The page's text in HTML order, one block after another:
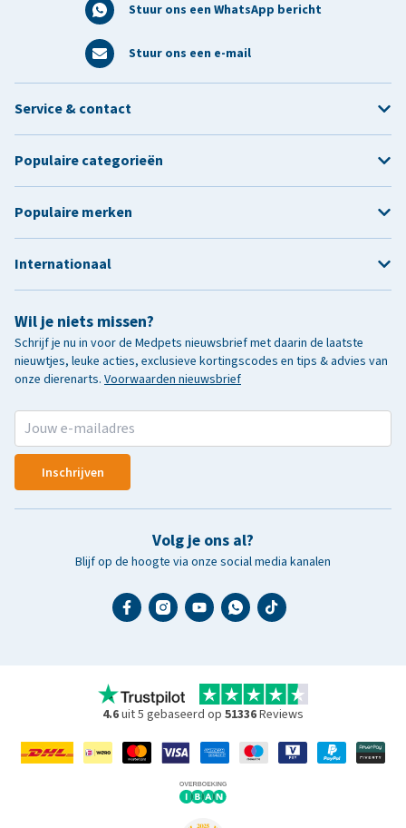
Stuur ons een WhatsApp bericht
Stuur ons een e-mail
Wil je niets missen?
Schrijf je nu in voor de Medpets nieuwsbrief met daarin de laatste
nieuwtjes, leuke acties, exclusieve kortingscodes en tips & advies van
onze dierenarts. Voorwaarden nieuwsbrief
Inschrijven
Volg je ons al?
Blijf op de hoogte via onze social media kanalen
Service & contact
Populaire categorieën
Populaire merken
Internationaal
4.6uit 5 gebaseerd op 51336Reviews